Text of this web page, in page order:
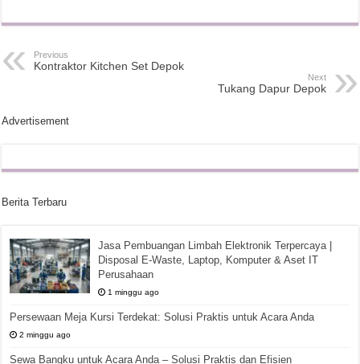
Previous
Kontraktor Kitchen Set Depok
Next
Tukang Dapur Depok
Advertisement
Berita Terbaru
Jasa Pembuangan Limbah Elektronik Terpercaya |
Disposal E-Waste, Laptop, Komputer & Aset IT
Perusahaan
1 minggu ago
Persewaan Meja Kursi Terdekat: Solusi Praktis untuk Acara Anda
2 minggu ago
Sewa Bangku untuk Acara Anda – Solusi Praktis dan Efisien